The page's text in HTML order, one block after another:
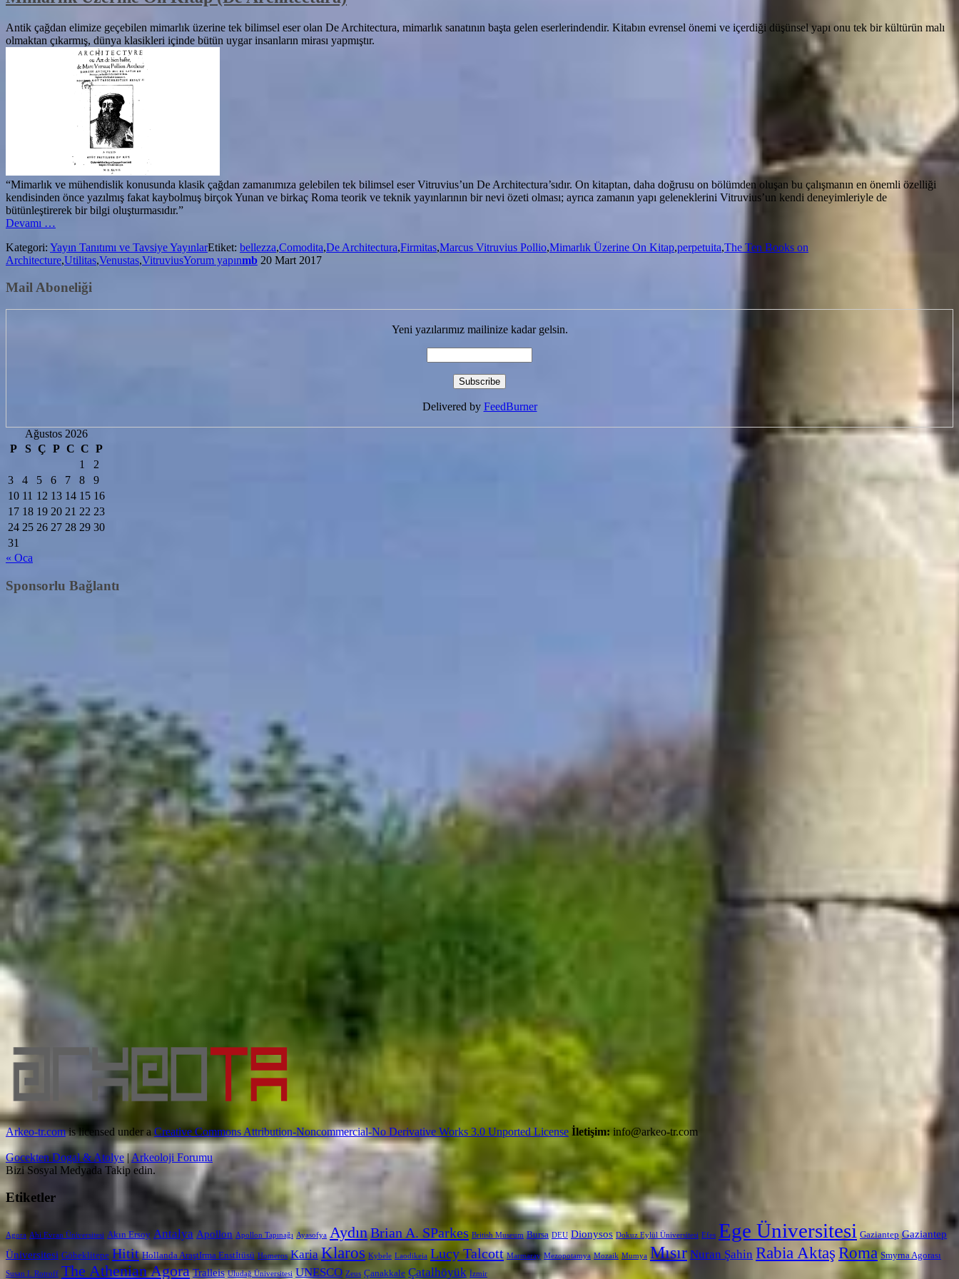
Antik çağdan elimize geçebilen mimarlık üzerine tek bilimsel eser olan De Architectura, mimarlık sanatının başta gelen eserlerindendir. Kitabın evrensel önemi ve içerdiği düşünsel yapı onu tek bir kültürün malı
olmaktan çıkarmış, dünya klasikleri içinde bütün uygar insanların mirası yapmıştır.
“Mimarlık ve mühendislik konusunda klasik çağdan zamanımıza gelebilen tek bilimsel eser Vitruvius’un De Architectura’sıdır. On kitaptan, daha doğrusu on bölümden oluşan bu çalışmanın en önemli özelliği
kendisinden önce yazılmış fakat kaybolmuş birçok Yunan ve birkaç Roma teorik ve teknik yayınlarının bir nevi özeti olması; ayrıca zamanın yapı geleneklerini Vitruvius’un kendi deneyimleriyle de
bütünleştirerek bir bilgi oluşturmasıdır.”
Devamı
On
Kitap
Architectura)
…
Kategori: Yayın Tanıtımı ve Tavsiye YayınlarEtiket: bellezza,Comodita,De Architectura,Firmitas,Marcus Vitruvius Pollio,Mimarlık Üzerine On Kitap,perpetuita,The Ten Books on
Architecture,Utilitas,Venustas,VitruviusYorum yapınmb 20 Mart 2017
Mail Aboneliği
Yeni yazılarımız mailinize kadar gelsin.
Delivered by FeedBurner
Ağustos 2026
P
S Ç P C C P
1
2
3
4 5 6 7 8
9
10 11 12 13 14 15 16
17 18 19 20 21 22 23
24 25 26 27 28 29 30
31
« Oca
Sponsorlu Bağlantı
Arkeo-tr.comis licensed under a Creative Commons Attribution-Noncommercial-No Derivative Works 3.0 Unported License İletişim: info@arkeo-tr.com
Gocekten Dogal & Atolye|Arkeoloji Forumu
Bizi Sosyal Medyada Takip edin.
Etiketler
Agora Ahi Evran Üniversitesi Akın Ersoy Antalya Apollon Apollon Tapınağı Ayasofya AydınBrian A. SParkes British Museum Bursa DEU Dionysos Dokuz Eylül Üniversitesi Efes Ege Üniversitesi Gaziantep Gaziantep
Üniversitesi Göbeklitepe Hitit Hollanda AraştIrma Enstİtüsü Homeros Karia Klaros Kybele Laodikeia Lucy Talcott Marmaray Mezopotamya Mozaik Mumya Mısır Nuran Şahin Rabia Aktaş Roma Smyrna Agorası
Susan I. Rotroff The Athenian Agora Tralleis Uludağ Üniversitesi UNESCO Zeus Çanakkale Çatalhöyük İzmir